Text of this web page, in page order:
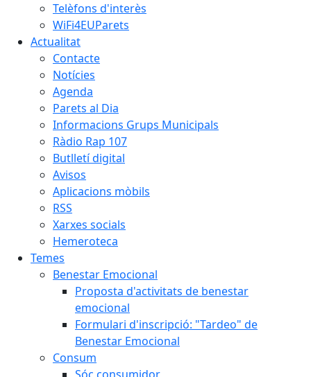
Telèfons d'interès
WiFi4EUParets
Actualitat
Contacte
Notícies
Agenda
Parets al Dia
Informacions Grups Municipals
Ràdio Rap 107
Butlletí digital
Avisos
Aplicacions mòbils
RSS
Xarxes socials
Hemeroteca
Temes
Benestar Emocional
Proposta d'activitats de benestar
emocional
Formulari d'inscripció: "Tardeo" de
Benestar Emocional
Consum